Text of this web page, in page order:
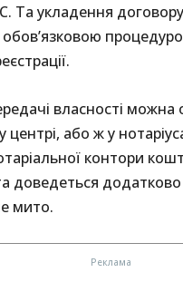
Та укладення договору
власності
центрі, або ж у
контори
доведеться
мито.